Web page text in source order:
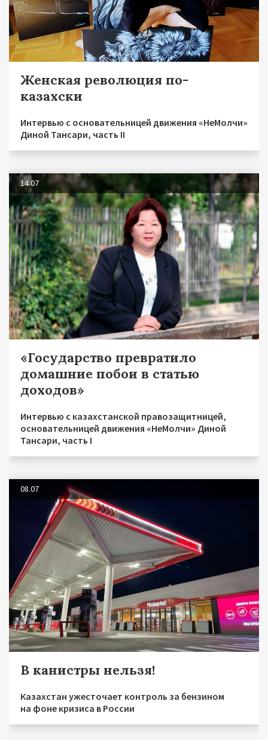
Женская революция по-
казахски
Интервью с основательницей движения «НеМолчи»
Диной Тансари, часть II
14.07
«Государство превратило
домашние побои в статью
доходов»
Интервью с казахстанской правозащитницей,
основательницей движения «НеМолчи» Диной
Тансари, часть I
08.07
В канистры нельзя!
Казахстан ужесточает контроль за бензином
на фоне кризиса в России